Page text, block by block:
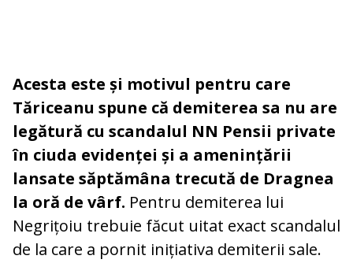
Acesta este și motivul pentru care
Tăriceanu spune că demiterea sa nu are
legătură cu scandalul NN Pensii private
în ciuda evidenței și a amenințării
lansate săptămâna trecută de Dragnea
la oră de vârf. Pentru demiterea lui
Negrițoiu trebuie făcut uitat exact scandalul
de la care a pornit inițiativa demiterii sale.